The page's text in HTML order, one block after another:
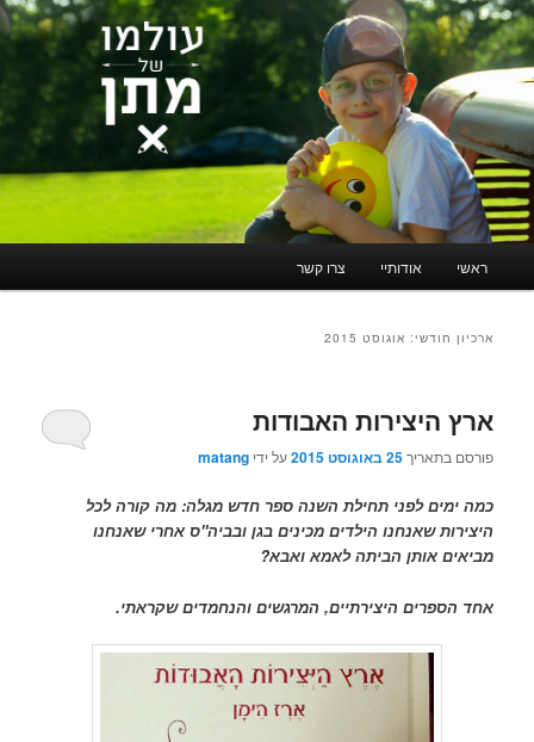
לדלג
לדלג
ראשי אודותיי צרו קשר
ארכיון חודשי: אוגוסט 2015
ארץ היצירות האבודות
פורסם בתאריך25 באוגוסט 2015 על ידיmatang
כמה ימים לפני תחילת השנה ספר חדש מגלה: מה קורה לכל
היצירות שאנחנו הילדים מכינים בגן ובביה"ס אחרי שאנחנו
מביאים אותן הביתה לאמא ואבא?
אחד הספרים היצירתיים, המרגשים והנחמדים שקראתי.